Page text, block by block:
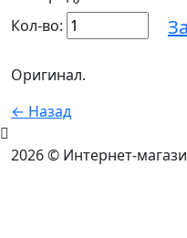
Кол-во:
Оригинал.
← Назад
2026 © Интернет-